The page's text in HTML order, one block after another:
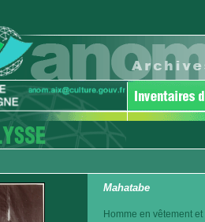
Mahatabe
Homme en vêtement